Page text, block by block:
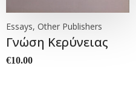
Essays, Other Publishers
Γνώση Κερύνειας
€10.00